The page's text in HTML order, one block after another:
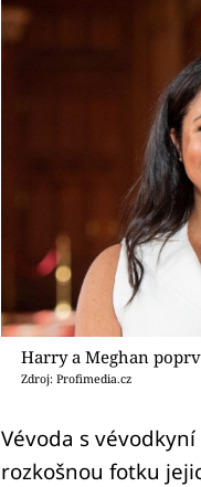
Harry a Meghan
Zdroj: Profimedia.cz
Vévoda s
rozkošnou fotku